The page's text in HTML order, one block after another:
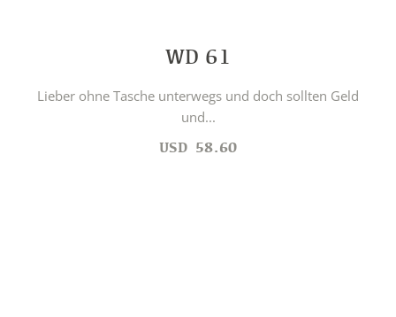
WD 61
Lieber ohne Tasche unterwegs und doch sollten Geld
und...
USD 58.60